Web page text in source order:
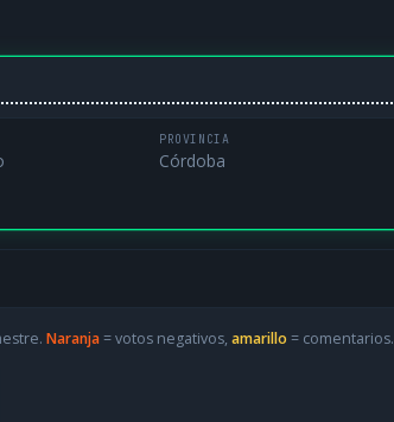
PROVINCIA
Córdoba
Naranja= votos negativos, amarillo = comentarios.